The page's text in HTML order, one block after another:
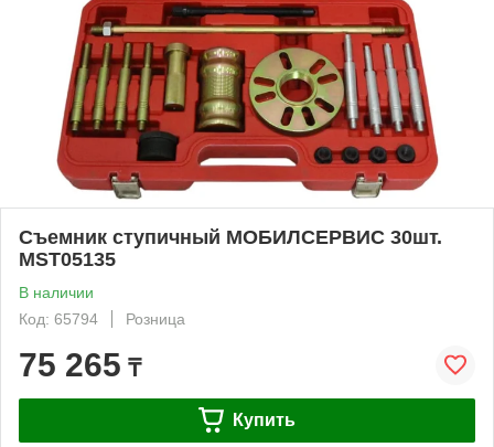
Съемник ступичный МОБИЛСЕРВИС 30шт.
MST05135
В наличии
Код: 65794
Розница
75 265 ₸
Купить